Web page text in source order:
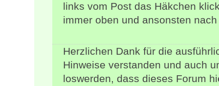
links vom Post das Häkchen
immer oben und ansonsten
Herzlichen Dank für die
Hinweise verstanden und auch
loswerden, dass dieses Forum